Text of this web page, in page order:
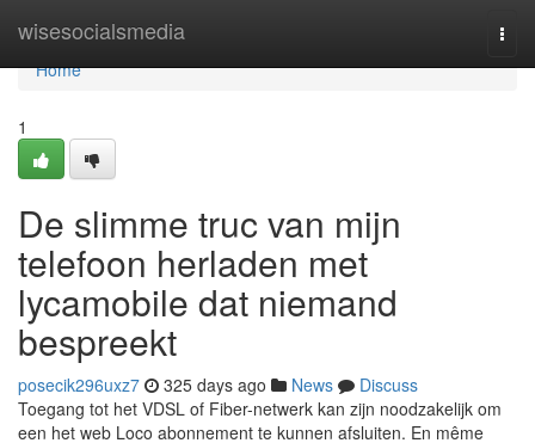
wisesocialsmedia
Home
Home
1
De slimme truc van mijn
telefoon herladen met
lycamobile dat niemand
bespreekt
posecik296uxz7 325 days ago News
Discuss
Toegang tot het VDSL of Fiber-netwerk kan zijn noodzakelijk om
een het web Loco abonnement te kunnen afsluiten. En même